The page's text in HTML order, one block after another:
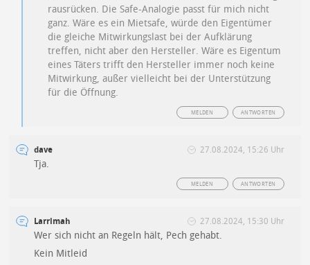
rausrücken. Die Safe-Analogie passt für mich nicht
ganz. Wäre es ein Mietsafe, würde den Eigentümer
die gleiche Mitwirkungslast bei der Aufklärung
treffen, nicht aber den Hersteller. Wäre es Eigentum
eines Täters trifft den Hersteller immer noch keine
Mitwirkung, außer vielleicht bei der Unterstützung
für die Öffnung.
ANTWORTEN
MELDEN
dave 27.08.2024, 15:26 Uhr
Tja.
ANTWORTEN
MELDEN
Larrimah 27.08.2024, 15:30 Uhr
Wer sich nicht an Regeln hält, Pech gehabt.
Kein Mitleid